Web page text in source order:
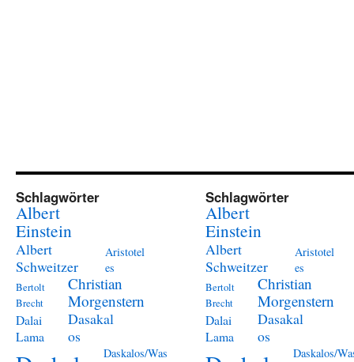
Schlagwörter
Albert
Einstein
Albert
Schweitzer
Aristotel
es
Bertolt
Brecht
Christian
Morgenstern
Dalai
Lama
Dasakal
os
Daskalos/Was
Schlagwörter
Albert
Einstein
Albert
Schweitzer
Aristotel
es
Bertolt
Brecht
Christian
Morgenstern
Dalai
Lama
Dasakal
os
Daskalos/